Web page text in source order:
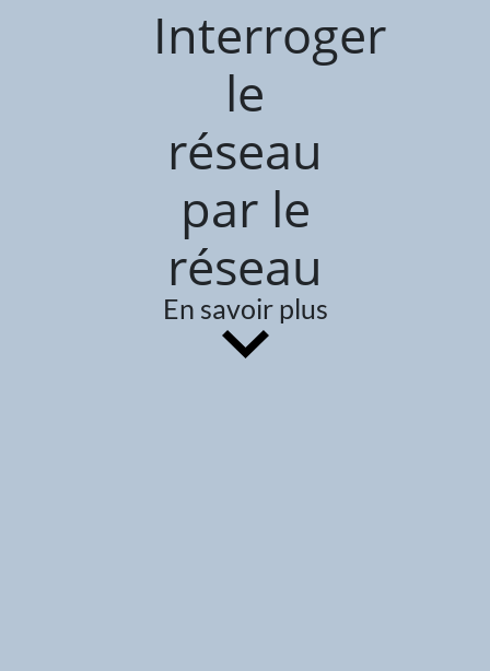
Interroger
le
réseau
par le
réseau
En savoir plus